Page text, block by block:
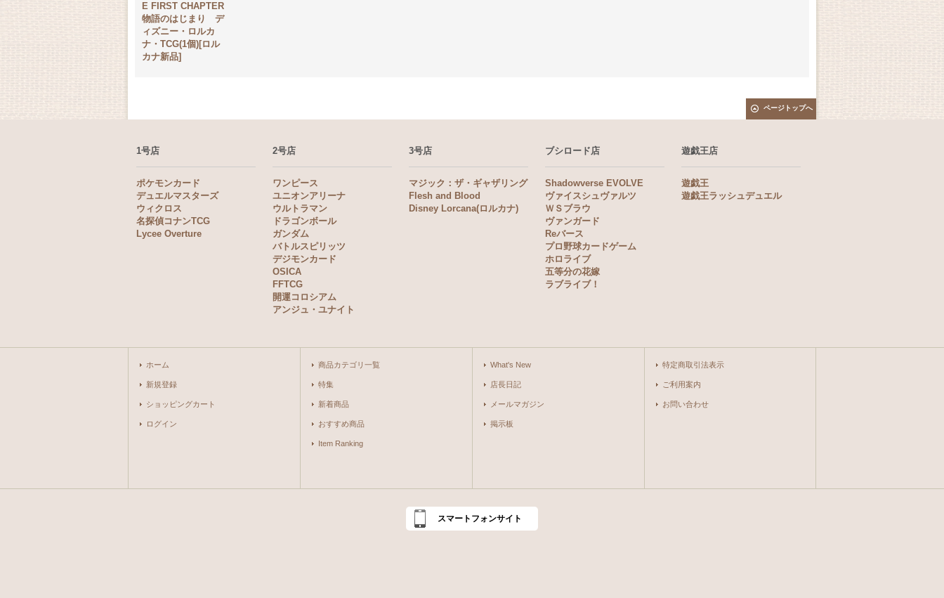
E FIRST CHAPTER
物語のはじまり デ
ィズニー・ロルカ
ナ・TCG(1個)[ロル
カナ新品]
ページトップへ
1号店
ポケモンカード
デュエルマスターズ
ウィクロス
名探偵コナンTCG
Lycee Overture
2号店
ワンピース
ユニオンアリーナ
ウルトラマン
ドラゴンボール
ガンダム
バトルスピリッツ
デジモンカード
OSICA
FFTCG
開運コロシアム
アンジュ・ユナイト
3号店
マジック：ザ・ギャザリング
Flesh and Blood
Disney Lorcana(ロルカナ)
ブシロード店
Shadowverse EVOLVE
ヴァイスシュヴァルツ
ＷＳブラウ
ヴァンガード
Reバース
プロ野球カードゲーム
ホロライブ
五等分の花嫁
ラブライブ！
遊戯王店
遊戯王
遊戯王ラッシュデュエル
ホーム
新規登録
ショッピングカート
ログイン
商品カテゴリ一覧
特集
新着商品
おすすめ商品
Item Ranking
What's New
店長日記
メールマガジン
掲示板
特定商取引法表示
ご利用案内
お問い合わせ
スマートフォンサイト